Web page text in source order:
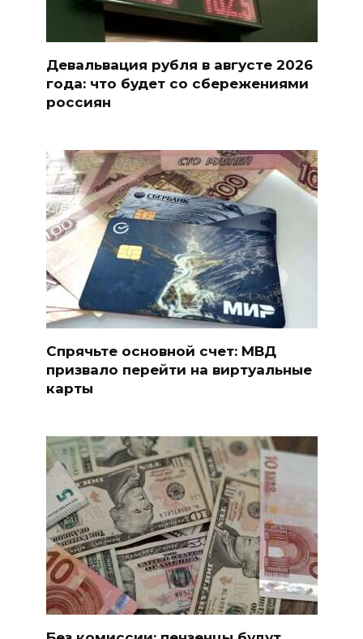
Девальвация рубля в августе 2026
года: что будет со сбережениями
россиян
Спрячьте основной счет: МВД
призвало перейти на виртуальные
карты